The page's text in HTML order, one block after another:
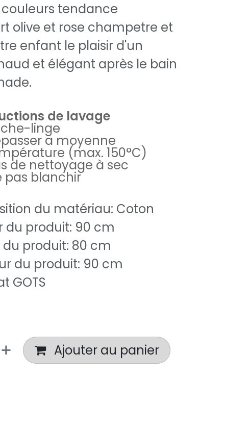
tendance
olive et rose champetre et
enfant le plaisir d'un
et élégant après le bain
de lavage
linge
a moyenne
(max. 150°C)
de nettoyage à sec
pas blanchir
du matériau: Coton
du produit: 90 cm
du produit: 80 cm
du produit: 90 cm
GOTS
Ajouter au panier